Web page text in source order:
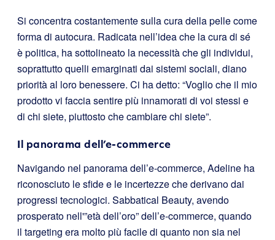
Si concentra costantemente sulla cura della pelle come
forma di autocura. Radicata nell’idea che la cura di sé
è politica, ha sottolineato la necessità che gli individui,
soprattutto quelli emarginati dai sistemi sociali, diano
priorità al loro benessere. Ci ha detto: “Voglio che il mio
prodotto vi faccia sentire più innamorati di voi stessi e
di chi siete, piuttosto che cambiare chi siete”.
Il panorama dell’e-commerce
Navigando nel panorama dell’e-commerce, Adeline ha
riconosciuto le sfide e le incertezze che derivano dai
progressi tecnologici. Sabbatical Beauty, avendo
prosperato nell'”età dell’oro” dell’e-commerce, quando
il targeting era molto più facile di quanto non sia nel